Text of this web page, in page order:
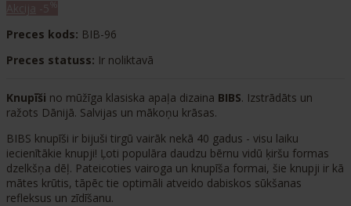
Preces kods: BIB-96
Preces statuss: Ir noliktavā
Knupīši no mūžīga klasiska apaļa dizaina BIBS. Izstrādāts un
ražots Dānijā. Salvijas un mākoņu krāsas.
BIBS knupīši ir bijuši tirgū vairāk nekā 40 gadus - visu laiku
iecienītākie knupji! Ļoti populāra daudzu bērnu vidū ķiršu formas
dzelkšņa dēļ. Pateicoties vairoga un knupīša formai, šie knupji ir kā
mātes krūtis, tāpēc tie optimāli atveido dabiskos sūkšanas
refleksus un zīdīšanu.